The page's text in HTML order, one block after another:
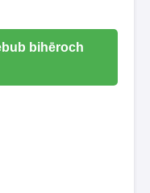
bihēroch